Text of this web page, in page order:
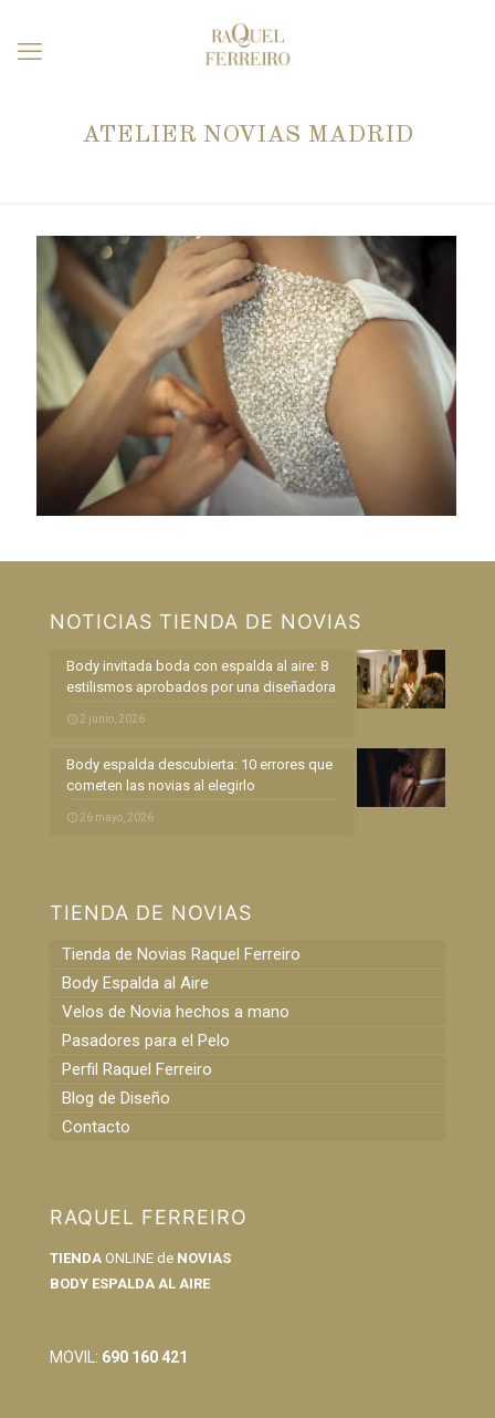
ATELIER NOVIAS MADRID
NOTICIAS TIENDA DE NOVIAS
Body invitada boda con espalda al aire: 8
estilismos aprobados por una diseñadora
2 junio, 2026
Body espalda descubierta: 10 errores que
cometen las novias al elegirlo
26 mayo, 2026
TIENDA DE NOVIAS
Tienda de Novias Raquel Ferreiro
Body Espalda al Aire
Velos de Novia hechos a mano
Pasadores para el Pelo
Perfil Raquel Ferreiro
Blog de Diseño
Contacto
RAQUEL FERREIRO
TIENDA ONLINE de NOVIAS
BODY ESPALDA AL AIRE
MOVIL: 690 160 421